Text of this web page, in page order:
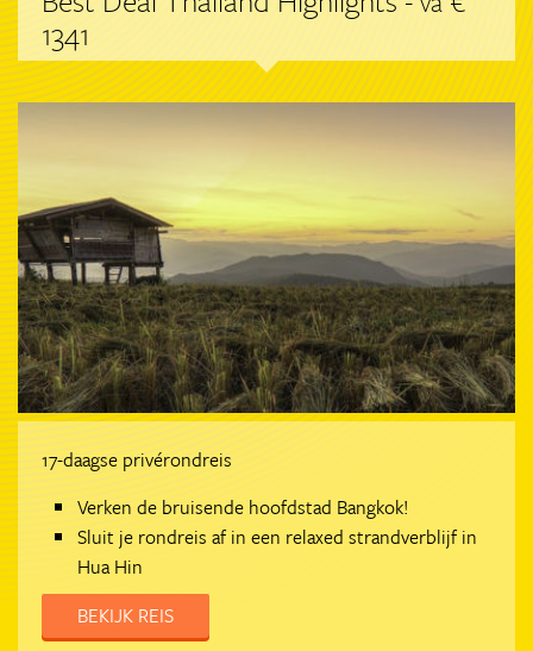
1341
17-daagse privérondreis
Verken de bruisende hoofdstad Bangkok!
Sluit je rondreis af in een relaxed strandverblijf in
Hua Hin
BEKIJK REIS